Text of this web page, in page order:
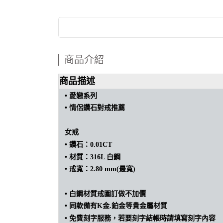
商品介紹
商品描述
• 愛戀系列
•情侶鑽石對戒推薦
女戒
•鑽石：0.01CT
•材質：316L 白鋼
•戒寬：2.80 mm(最寬)
• 白鋼材質戒圍訂做不加價
• 同款備有K金.鉑金等貴金屬材質
• 免費刻字服務，若要刻字結帳時請填寫刻字內容